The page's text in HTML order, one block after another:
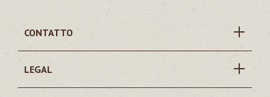
CONTATTO
LEGAL